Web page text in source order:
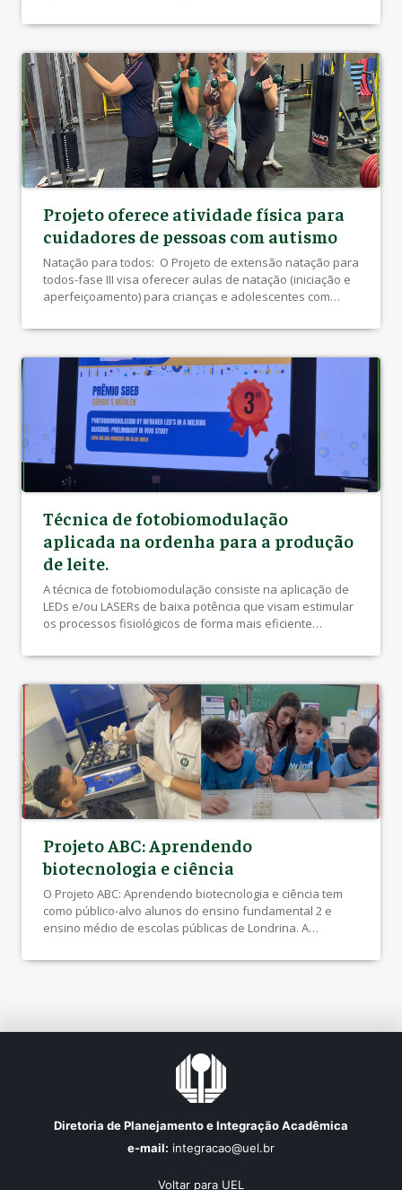
rápida os atributos de fertilidade do solo e parâmetros
rapidez para aplicação na […]
Projeto oferece atividade física para
cuidadores de pessoas com autismo
Natação para todos: O Projeto de extensão natação para
todos-fase III visa oferecer aulas de natação (iniciação e
aperfeiçoamento) para crianças e adolescentes com
múltipla. As aulas acontecerão três vezes por semana e
será realizada ampla divulgação junto ás instituições […]
Técnica de fotobiomodulação
aplicada na ordenha para a produção
de leite.
A técnica de fotobiomodulação consiste na aplicação de
LEDs e/ou LASERs de baixa potência que visam estimular
os processos fisiológicos de forma mais eficiente
vascularidade local. Classificada como uma tecnologia
ambiente, consequentemente, sem a necessidade de
tempo de […]
Projeto ABC: Aprendendo
biotecnologia e ciência
O Projeto ABC: Aprendendo biotecnologia e ciência tem
como público-alvo alunos do ensino fundamental 2 e
ensino médio de escolas públicas de Londrina. A
demonstrar sua presença e importância no cotidiano dos
Diretoria de Planejamento e Integração Acadêmica
e-mail: integracao@uel.br
Voltar para UEL